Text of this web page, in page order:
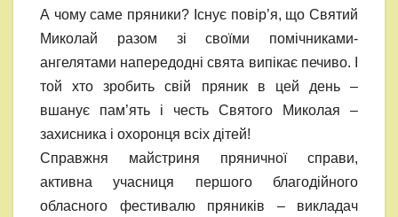
А чому саме пряники? Існує повір’я, що Святий
Миколай разом зі своїми помічниками-
ангелятами напередодні свята випікає печиво. І
той хто зробить свій пряник в цей день –
вшанує пам’ять і честь Святого Миколая –
захисника і охоронця всіх дітей!
Справжня майстриня пряничної справи,
активна учасниця першого благодійного
обласного фестивалю пряників – викладач